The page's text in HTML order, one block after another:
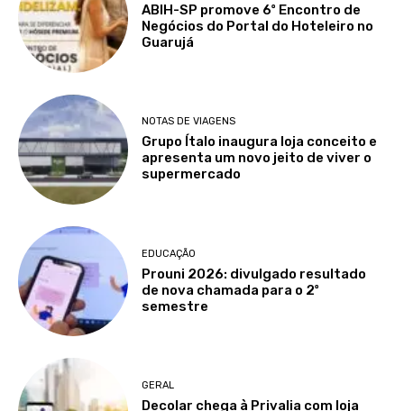
ABIH-SP promove 6º Encontro de
Negócios do Portal do Hoteleiro no
Guarujá
NOTAS DE VIAGENS
Grupo Ítalo inaugura loja conceito e
apresenta um novo jeito de viver o
supermercado
EDUCAÇÃO
Prouni 2026: divulgado resultado
de nova chamada para o 2º
semestre
GERAL
Decolar chega à Privalia com loja